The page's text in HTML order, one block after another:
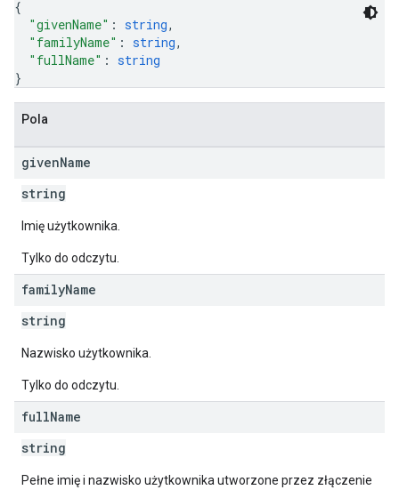
{
"givenName" : string,
"familyName" : string,
"fullName" : string
}
Pola
givenName
string
Imię użytkownika.
Tylko do odczytu.
familyName
string
Nazwisko użytkownika.
Tylko do odczytu.
fullName
string
Pełne imię i nazwisko użytkownika utworzone przez złączenie